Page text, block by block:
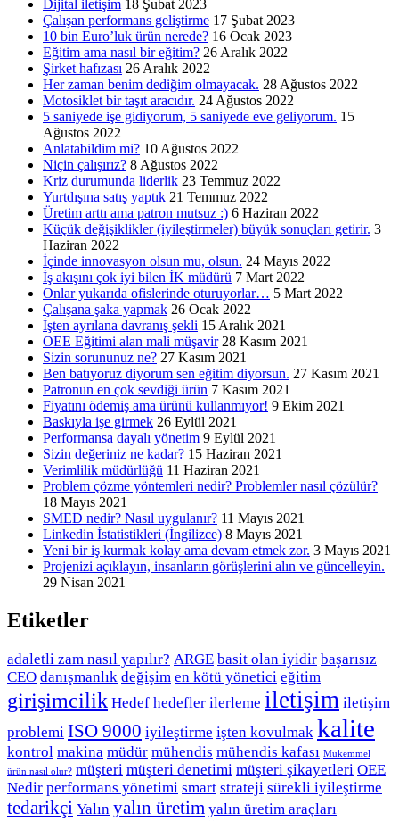
Dijital iletişim 18 Şubat 2023
Çalışan performans geliştirme 17 Şubat 2023
10 bin Euro’luk ürün nerede? 16 Ocak 2023
Eğitim ama nasıl bir eğitim? 26 Aralık 2022
Şirket hafızası 26 Aralık 2022
Her zaman benim dediğim olmayacak. 28 Ağustos 2022
Motosiklet bir taşıt aracıdır. 24 Ağustos 2022
5 saniyede işe gidiyorum, 5 saniyede eve geliyorum. 15
Ağustos 2022
Anlatabildim mi? 10 Ağustos 2022
Niçin çalışırız? 8 Ağustos 2022
Kriz durumunda liderlik 23 Temmuz 2022
Yurtdışına satış yaptık 21 Temmuz 2022
Üretim arttı ama patron mutsuz :) 6 Haziran 2022
Küçük değişiklikler (iyileştirmeler) büyük sonuçları getirir. 3
Haziran 2022
İçinde innovasyon olsun mu, olsun. 24 Mayıs 2022
İş akışını çok iyi bilen İK müdürü 7 Mart 2022
Onlar yukarıda ofislerinde oturuyorlar… 5 Mart 2022
Çalışana şaka yapmak 26 Ocak 2022
İşten ayrılana davranış şekli 15 Aralık 2021
OEE Eğitimi alan mali müşavir 28 Kasım 2021
Sizin sorununuz ne? 27 Kasım 2021
Ben batıyoruz diyorum sen eğitim diyorsun. 27 Kasım 2021
Patronun en çok sevdiği ürün 7 Kasım 2021
Fiyatını ödemiş ama ürünü kullanmıyor! 9 Ekim 2021
Baskıyla işe girmek 26 Eylül 2021
Performansa dayalı yönetim 9 Eylül 2021
Sizin değeriniz ne kadar? 15 Haziran 2021
Verimlilik müdürlüğü 11 Haziran 2021
Problem çözme yöntemleri nedir? Problemler nasıl çözülür?
18 Mayıs 2021
SMED nedir? Nasıl uygulanır? 11 Mayıs 2021
Linkedin İstatistikleri (İngilizce) 8 Mayıs 2021
Yeni bir iş kurmak kolay ama devam etmek zor. 3 Mayıs 2021
Projenizi açıklayın, insanların görüşlerini alın ve güncelleyin.
29 Nisan 2021
Etiketler
adaletli zam nasıl yapılır? ARGE basit olan iyidir başarısız
CEO danışmanlık değişim en kötü yönetici eğitim
girişimcilik Hedef hedefler ilerleme iletişim iletişim
problemi ISO 9000 iyileştirme işten kovulmak kalite
kontrol makina müdür mühendis mühendis kafası Mükemmel
ürün nasıl olur? müşteri müşteri denetimi müşteri şikayetleri OEE
Nedir performans yönetimi smart strateji sürekli iyileştirme
tedarikçi Yalın yalın üretim yalın üretim araçları